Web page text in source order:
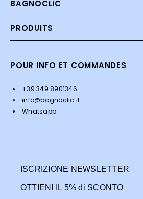
BAGNOCLIC
PRODUITS
POUR INFO ET COMMANDES
+39 349 8901346
info@bagnoclic.it
Whatsapp
ISCRIZIONE NEWSLETTER
OTTIENI IL 5% di SCONTO